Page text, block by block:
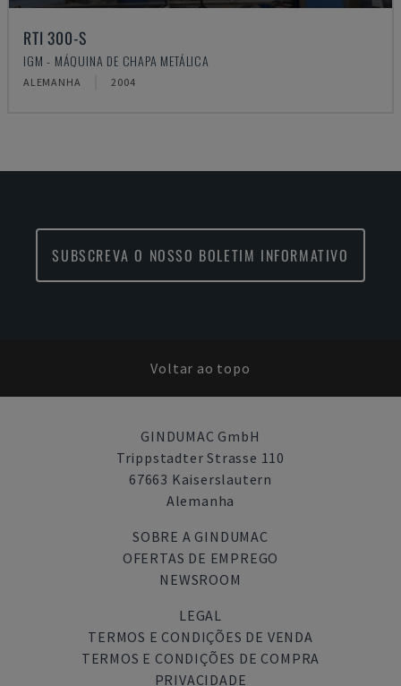
RTI 300-S
IGM - MÁQUINA DE CHAPA METÁLICA
ALEMANHA 2004
SUBSCREVA O NOSSO BOLETIM INFORMATIVO
Voltar ao topo
GINDUMAC GmbH
Trippstadter Strasse 110
67663 Kaiserslautern
Alemanha
SOBRE A GINDUMAC
OFERTAS DE EMPREGO
NEWSROOM
LEGAL
TERMOS E CONDIÇÕES DE VENDA
TERMOS E CONDIÇÕES DE COMPRA
PRIVACIDADE